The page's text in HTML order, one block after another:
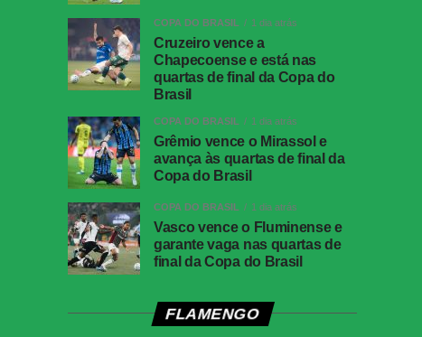
COPA DO BRASIL 1 dia atrás
Cruzeiro vence a
Chapecoense e está nas
quartas de final da Copa do
Brasil
COPA DO BRASIL 1 dia atrás
Grêmio vence o Mirassol e
avança às quartas de final da
Copa do Brasil
COPA DO BRASIL 1 dia atrás
Vasco vence o Fluminense e
garante vaga nas quartas de
final da Copa do Brasil
FLAMENGO